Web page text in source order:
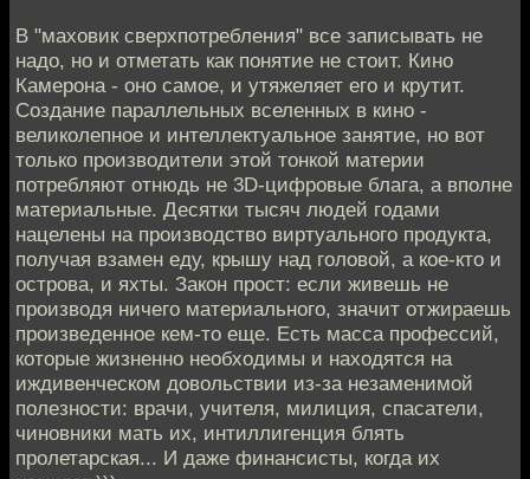
В "маховик сверхпотребления" все записывать не
надо, но и отметать как понятие не стоит. Кино
Камерона - оно самое, и утяжеляет его и крутит.
Создание параллельных вселенных в кино -
великолепное и интеллектуальное занятие, но вот
только производители этой тонкой материи
потребляют отнюдь не 3D-цифровые блага, а вполне
материальные. Десятки тысяч людей годами
нацелены на производство виртуального продукта,
получая взамен еду, крышу над головой, а кое-кто и
острова, и яхты. Закон прост: если живешь не
производя ничего материального, значит отжираешь
произведенное кем-то еще. Есть масса профессий,
которые жизненно необходимы и находятся на
иждивенческом довольствии из-за незаменимой
полезности: врачи, учителя, милиция, спасатели,
чиновники мать их, интиллигенция блять
пролетарская... И даже финансисты, когда их